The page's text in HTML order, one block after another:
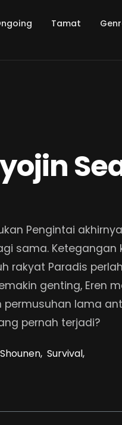
Tamat
Pengintai
sama.
rakyat Paradis
genting, Eren
lama
pernah terjadi?
Shounen, Survival,